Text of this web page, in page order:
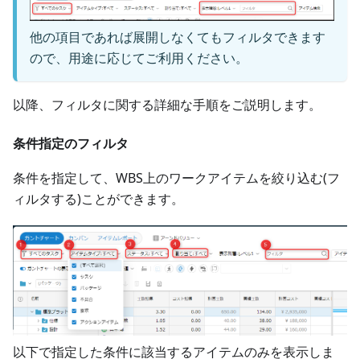
他の項目であれば展開しなくてもフィルタできます
ので、用途に応じてご利用ください。
以降、フィルタに関する詳細な手順をご説明します。
条件指定のフィルタ
条件を指定して、WBS上のワークアイテムを絞り込む(フ
ィルタする)ことができます。
以下で指定した条件に該当するアイテムのみを表示しま